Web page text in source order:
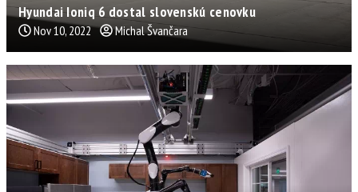
Hyundai Ioniq 6 dostal slovenskú cenovku
Nov 10, 2022 Michal Švančara